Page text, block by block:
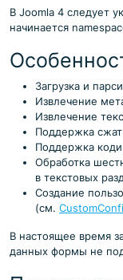
В Joomla 4 следует
начинается
Загрузка и
Извлечение
Извлечение
Поддержка
Поддержка
Обработка
в текстовых
Создание
(см.
В настоящее время
данных формы не